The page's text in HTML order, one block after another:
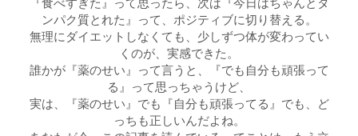
ンパク質とれた』って、ポジティブに切り替える。
無理にダイエットしなくても、少しずつ体が変わってい
くのが、実感できた。
誰かが『薬のせい』って言うと、『でも自分も頑張って
る』って思っちゃうけど、
実は、『薬のせい』でも『自分も頑張ってる』でも、ど
っちも正しいんだよね。